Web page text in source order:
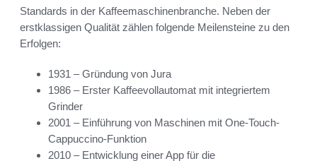
Standards in der Kaffeemaschinenbranche. Neben der
erstklassigen Qualität zählen folgende Meilensteine zu den
Erfolgen:
1931 – Gründung von Jura
1986 – Erster Kaffeevollautomat mit integriertem
Grinder
2001 – Einführung von Maschinen mit One-Touch-
Cappuccino-Funktion
2010 – Entwicklung einer App für die